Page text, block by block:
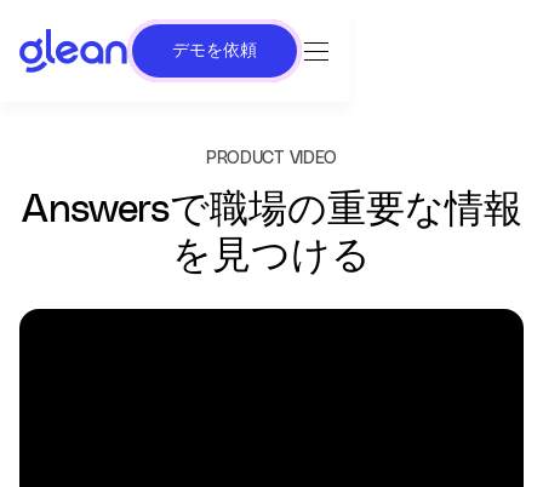
デモを依頼
PRODUCT VIDEO
Answersで職場の重要な情報
を見つける